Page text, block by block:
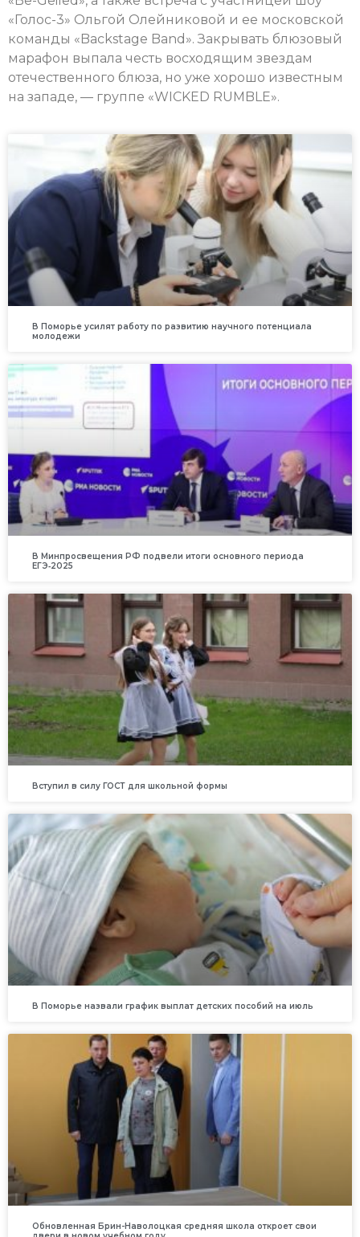
«Голос-3» Ольгой Олейниковой и ее московской
команды «Backstage Band». Закрывать блюзовый
марафон выпала честь восходящим звездам
отечественного блюза, но уже хорошо известным
на западе, — группе «WICKED RUMBLE».
В Поморье усилят работу по развитию научного потенциала
молодежи
В Минпросвещения РФ подвели итоги основного периода
ЕГЭ‑2025
Вступил в силу ГОСТ для школьной формы
В Поморье назвали график выплат детских пособий на июль
Обновленная Брин-Наволоцкая средняя школа откроет свои